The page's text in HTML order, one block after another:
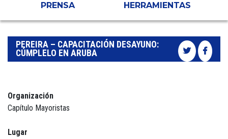
PRENSA HERRAMIENTAS
PEREIRA – CAPACITACIÓN DESAYUNO:
CÚMPLELO EN ARUBA
Organización
Capítulo Mayoristas
Lugar